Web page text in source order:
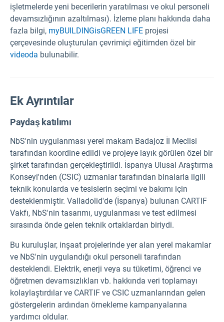
işletmelerde yeni becerilerin yaratılması ve okul personeli
devamsızlığının azaltılması). İzleme planı hakkında daha
fazla bilgi, myBUILDINGisGREEN LIFE projesi
çerçevesinde oluşturulan çevrimiçi eğitimden özel bir
videoda bulunabilir.
Ek Ayrıntılar
Paydaş katılımı
NbS'nin uygulanması yerel makam Badajoz İl Meclisi
tarafından koordine edildi ve projeye layık görülen özel bir
şirket tarafından gerçekleştirildi. İspanya Ulusal Araştırma
Konseyi'nden (CSIC) uzmanlar tarafından binalarla ilgili
teknik konularda ve tesislerin seçimi ve bakımı için
desteklenmiştir. Valladolid'de (İspanya) bulunan CARTIF
Vakfı, NbS'nin tasarımı, uygulanması ve test edilmesi
sırasında önde gelen teknik ortaklardan biriydi.
Bu kuruluşlar, inşaat projelerinde yer alan yerel makamlar
ve NbS'nin uygulandığı okul personeli tarafından
desteklendi. Elektrik, enerji veya su tüketimi, öğrenci ve
öğretmen devamsızlıkları vb. hakkında veri toplamayı
kolaylaştırdılar ve CARTIF ve CSIC uzmanlarından gelen
göstergelerin ardından örnekleme kampanyalarına
yardımcı oldular.